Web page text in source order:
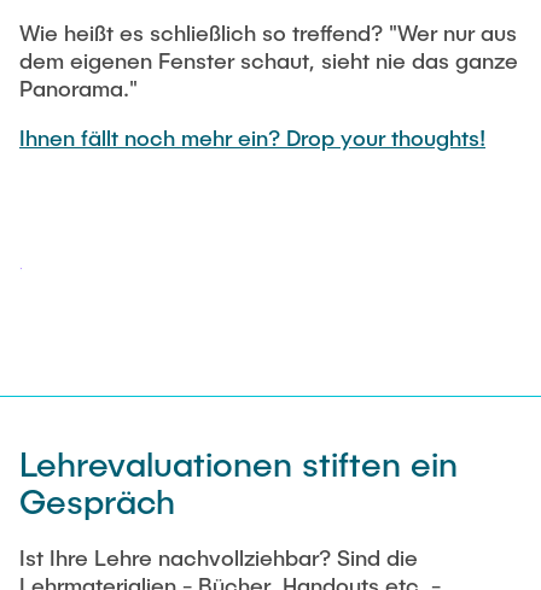
Wie heißt es schließlich so treffend? "Wer nur aus
dem eigenen Fenster schaut, sieht nie das ganze
Panorama."
Ihnen fällt noch mehr ein? Drop your thoughts!
Lehrevaluationen stiften ein
Gespräch
Ist Ihre Lehre nachvollziehbar? Sind die